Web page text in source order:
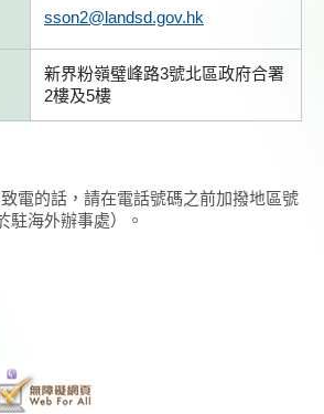
sson2@landsd.gov.hk
新界粉嶺璧峰路3號北區政府合署
2樓及5樓
電的話，請在電話號碼之前加撥地區號
駐海外辦事處）。